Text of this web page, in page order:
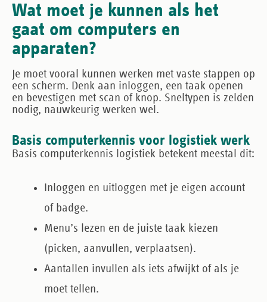
Wat moet je kunnen als het
gaat om computers en
apparaten?
Je moet vooral kunnen werken met vaste stappen op
een scherm. Denk aan inloggen, een taak openen
en bevestigen met scan of knop. Sneltypen is zelden
nodig, nauwkeurig werken wel.
Basis computerkennis voor logistiek werk
Basis computerkennis logistiek betekent meestal dit:
Inloggen en uitloggen met je eigen account
of badge.
Menu’s lezen en de juiste taak kiezen
(picken, aanvullen, verplaatsen).
Aantallen invullen als iets afwijkt of als je
moet tellen.